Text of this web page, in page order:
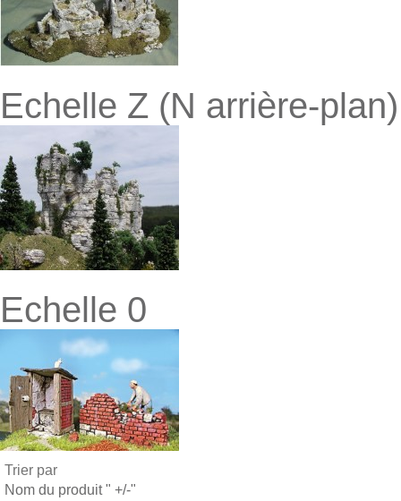
Echelle Z (N arrière-plan)
Echelle 0
Trier par
Nom du produit " +/-"